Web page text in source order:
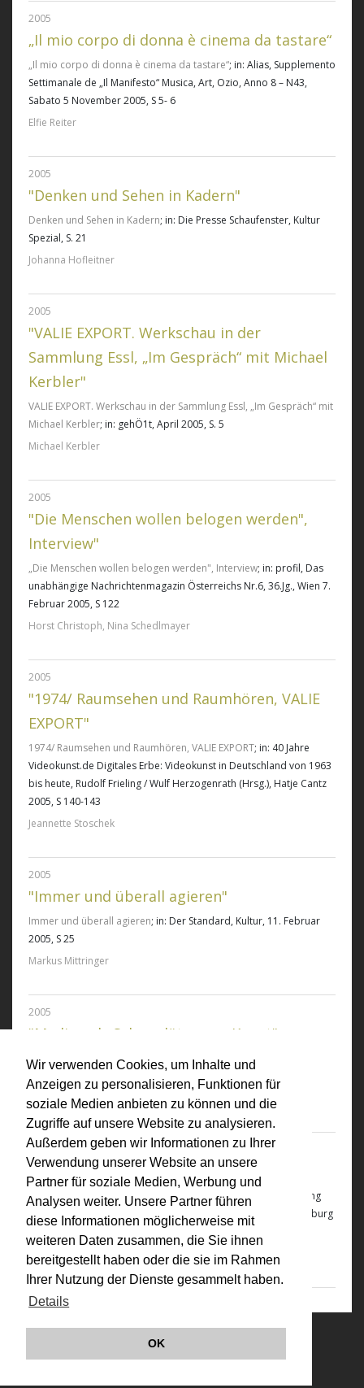
Wir verwenden Cookies, um Inhalte und
Anzeigen zu personalisieren, Funktionen für
soziale Medien anbieten zu können und die
Zugriffe auf unsere Website zu analysieren.
Außerdem geben wir Informationen zu Ihrer
Verwendung unserer Website an unsere
Partner für soziale Medien, Werbung und
Analysen weiter. Unsere Partner führen
diese Informationen möglicherweise mit
weiteren Daten zusammen, die Sie ihnen
bereitgestellt haben oder die sie im Rahmen
Ihrer Nutzung der Dienste gesammelt haben.
Details
OK
2005
„Il mio corpo di donna è cinema da tastare“
„Il mio corpo di donna è cinema da tastare“; in: Alias, Supplemento
Settimanale de „Il Manifesto“ Musica, Art, Ozio, Anno 8 – N43,
Sabato 5 November 2005, S 5- 6
Elfie Reiter
2005
"Denken und Sehen in Kadern"
Denken und Sehen in Kadern; in: Die Presse Schaufenster, Kultur
Spezial, S. 21
Johanna Hofleitner
2005
"VALIE EXPORT. Werkschau in der
Sammlung Essl, „Im Gespräch“ mit Michael
Kerbler"
VALIE EXPORT. Werkschau in der Sammlung Essl, „Im Gespräch“ mit
Michael Kerbler; in: gehÖ1t, April 2005, S. 5
Michael Kerbler
2005
"Die Menschen wollen belogen werden",
Interview"
„Die Menschen wollen belogen werden", Interview; in: profil, Das
unabhängige Nachrichtenmagazin Österreichs Nr.6, 36.Jg., Wien 7.
Februar 2005, S 122
Horst Christoph, Nina Schedlmayer
2005
"1974/ Raumsehen und Raumhören, VALIE
EXPORT"
1974/ Raumsehen und Raumhören, VALIE EXPORT; in: 40 Jahre
Videokunst.de Digitales Erbe: Videokunst in Deutschland von 1963
bis heute, Rudolf Frieling / Wulf Herzogenrath (Hrsg.), Hatje Cantz
2005, S 140-143
Jeannette Stoschek
2005
"Immer und überall agieren"
Immer und überall agieren; in: Der Standard, Kultur, 11. Februar
2005, S 25
Markus Mittringer
2005
"Medien als Schauplätze von Kunst"
Medien als Schauplätze von Kunst
; in: morgen Kultur.
Niederösterreich . Europa 1/05, S 20-25
Reinhard Braun
2005
VALIE EXPORT - eine Werkschau
VALIE EXPORT - eine Werkschau, Ausstellungskatalog, Sammlung
Essl - Kunst der Gegenwart, Edition Sammlung Essl, Klosterneuburg
Sammlung Essl, Klosterneuburg